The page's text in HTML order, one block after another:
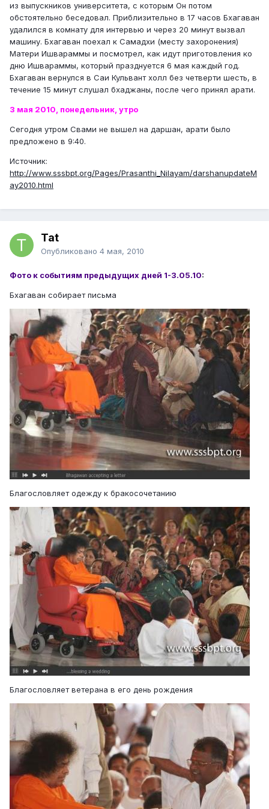
из выпускников университета, с которым Он потом
обстоятельно беседовал. Приблизительно в 17 часов Бхагаван
удалился в комнату для интервью и через 20 минут вызвал
машину. Бхагаван поехал к Самадхи (месту захоронения)
Матери Ишвараммы и посмотрел, как идут приготовления ко
дню Ишвараммы, который празднуется 6 мая каждый год.
Бхагаван вернулся в Саи Кульвант холл без четверти шесть, в
течение 15 минут слушал бхаджаны, после чего принял арати.
3 мая 2010, понедельник, утро
Сегодня утром Свами не вышел на даршан, арати было
предложено в 9:40.
Источник:
http://www.sssbpt.org/Pages/Prasanthi_Nilayam/darshanupdateM
ay2010.html
Tat
Опубликовано 4 мая, 2010
Фото к событиям предыдущих дней 1-3.05.10:
Бхагаван собирает письма
Благословляет одежду к бракосочетанию
Благословляет ветерана в его день рождения